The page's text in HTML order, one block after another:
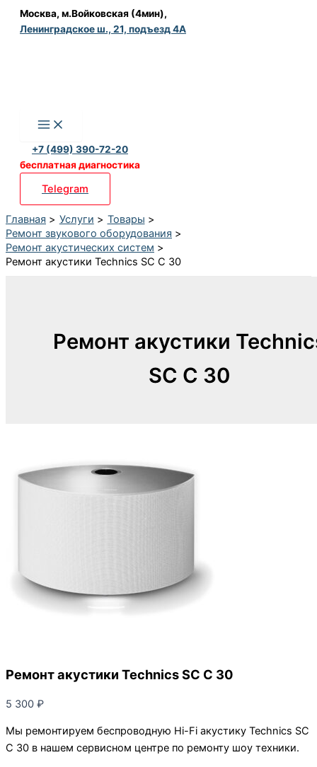
Перейти
Москва, м.Войковская (4мин),
Ленинградское ш., 21, подъезд 4А
+7 (499) 390-72-20
бесплатная диагностика
Telegram
Главная Услуги
Товары
Ремонт звукового оборудования
Ремонт акустических систем
Ремонт акустики Technics SC C 30
Ремонт акустики
SC C 30
Ремонт акустики Technics SC C 30
5 300 ₽
Мы ремонтируем беспроводную Hi-Fi акустику Technics SC
C 30 в нашем сервисном центре по ремонту шоу техники.